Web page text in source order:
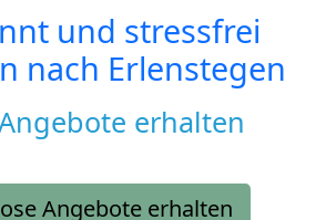
und stressfrei
nach Erlenstegen
erhalten
Angebote erhalten